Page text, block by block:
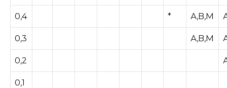
0,4 * А,B,M
0,3 А,B,M
0,2
0,1